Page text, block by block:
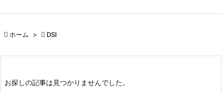
 ホーム >  DSI
お探しの記事は見つかりませんでした。